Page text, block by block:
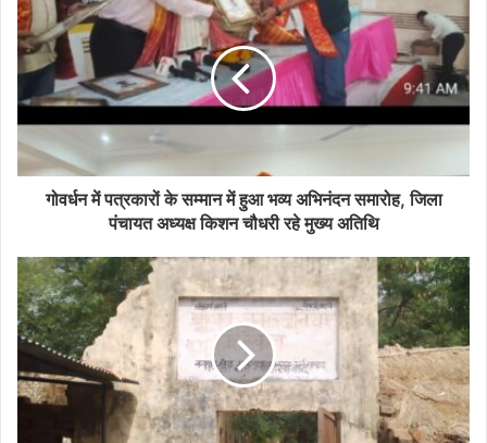
r
E
m
i
l
a
d
s
s
गोवर्धन में पत्रकारों के सम्मान में हुआ भव्य अभिनंदन समारोह, जिला
पंचायत अध्यक्ष किशन चौधरी रहे मुख्य अतिथि